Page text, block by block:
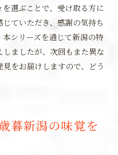
選ぶことで、受け取る方に
ていただき、感謝の気持ち
シリーズを通じて新潟の特
ましたが、次回もまた異な
をお届けしますので、どう
暮新潟の味覚を